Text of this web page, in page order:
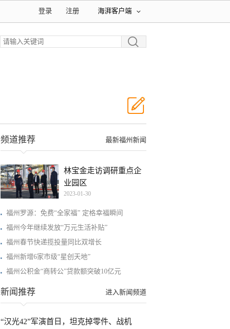
海湃客户端
注册
登录
最新福州新闻
频道推荐
林宝金走访调研重点企
业园区
2023-01-30
福州罗源：免费“全家福” 定格幸福瞬间
福州今年继续发放“万元生活补贴”
福州春节快递揽投量同比双增长
福州新增6家市级“星创天地”
福州公积金“商转公”贷款额突破10亿元
进入新闻频道
新闻推荐
“汉光42”军演首日，坦克掉零件、战机